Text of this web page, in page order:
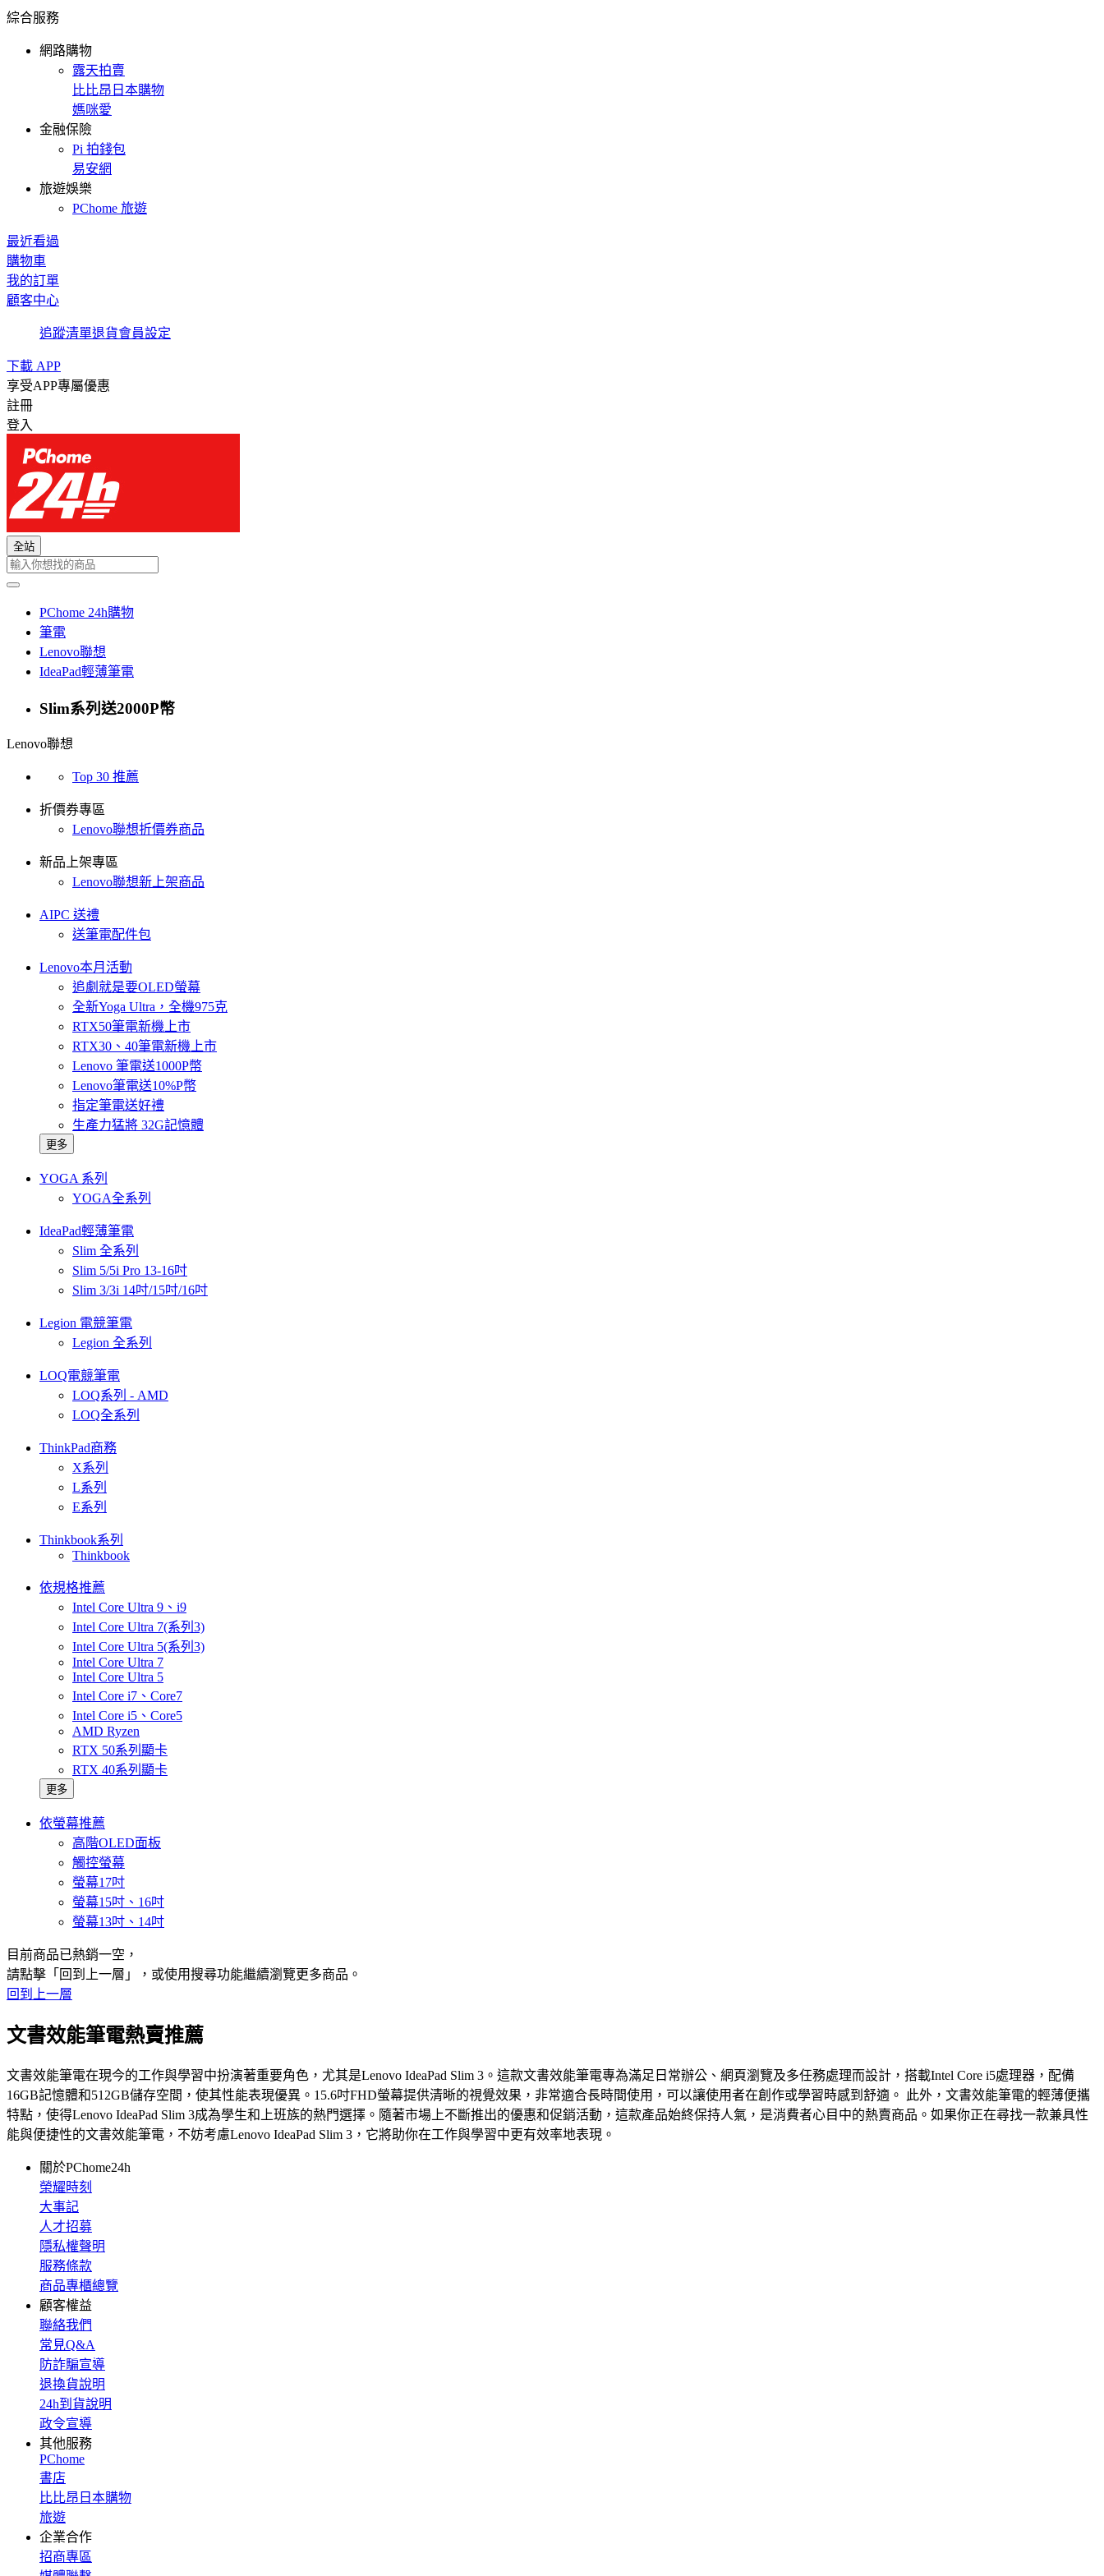
綜合服務
網路購物
露天拍賣
比比昂日本購物
媽咪愛
金融保險
Pi 拍錢包
易安網
旅遊娛樂
PChome 旅遊
最近看過
購物車
我的訂單
顧客中心
追蹤清單退貨會員設定
下載 APP
享受APP專屬優惠
註冊
登入
全站
PChome 24h購物
筆電
Lenovo聯想
IdeaPad輕薄筆電
Slim系列送2000P幣
Lenovo聯想
Top 30 推薦
折價券專區
Lenovo聯想折價券商品
新品上架專區
Lenovo聯想新上架商品
AIPC 送禮
送筆電配件包
Lenovo本月活動
追劇就是要OLED螢幕
全新Yoga Ultra，全機975克
RTX50筆電新機上市
RTX30、40筆電新機上市
Lenovo 筆電送1000P幣
Lenovo筆電送10%P幣
指定筆電送好禮
生產力猛將 32G記憶體
更多
YOGA 系列
YOGA全系列
IdeaPad輕薄筆電
Slim 全系列
Slim 5/5i Pro 13-16吋
Slim 3/3i 14吋/15吋/16吋
Legion 電競筆電
Legion 全系列
LOQ電競筆電
LOQ系列 - AMD
LOQ全系列
ThinkPad商務
X系列
L系列
E系列
Thinkbook系列
Thinkbook
依規格推薦
Intel Core Ultra 9、i9
Intel Core Ultra 7(系列3)
Intel Core Ultra 5(系列3)
Intel Core Ultra 7
Intel Core Ultra 5
Intel Core i7、Core7
Intel Core i5、Core5
AMD Ryzen
RTX 50系列顯卡
RTX 40系列顯卡
更多
依螢幕推薦
高階OLED面板
觸控螢幕
螢幕17吋
螢幕15吋、16吋
螢幕13吋、14吋
目前商品已熱銷一空，
請點擊「回到上一層」，或使用搜尋功能繼續瀏覽更多商品。
回到上一層
文書效能筆電熱賣推薦
文書效能筆電在現今的工作與學習中扮演著重要角色，尤其是Lenovo IdeaPad Slim 3。這款文書效能筆電專為滿足日常辦公、網頁瀏覽及多任務處理而設計，搭載Intel Core i5處理器，配備
16GB記憶體和512GB儲存空間，使其性能表現優異。15.6吋FHD螢幕提供清晰的視覺效果，非常適合長時間使用，可以讓使用者在創作或學習時感到舒適。 此外，文書效能筆電的輕薄便攜
特點，使得Lenovo IdeaPad Slim 3成為學生和上班族的熱門選擇。隨著市場上不斷推出的優惠和促銷活動，這款產品始終保持人氣，是消費者心目中的熱賣商品。如果你正在尋找一款兼具性
能與便捷性的文書效能筆電，不妨考慮Lenovo IdeaPad Slim 3，它將助你在工作與學習中更有效率地表現。
關於PChome24h
榮耀時刻
大事記
人才招募
隱私權聲明
服務條款
商品專櫃總覽
顧客權益
聯絡我們
常見Q&A
防詐騙宣導
退換貨說明
24h到貨說明
政令宣導
其他服務
PChome
書店
比比昂日本購物
旅遊
企業合作
招商專區